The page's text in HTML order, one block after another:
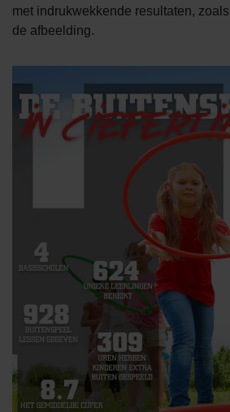
met indrukwekkende resultaten,
de afbeelding.